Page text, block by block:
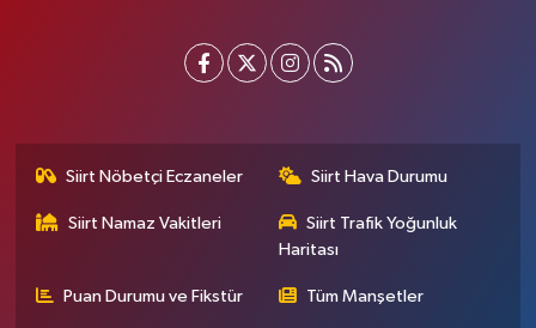
Siirt Nöbetçi Eczaneler Siirt Hava Durumu
Siirt Namaz Vakitleri
Siirt Trafik Yoğunluk
Haritası
Puan Durumu ve Fikstür Tüm Manşetler